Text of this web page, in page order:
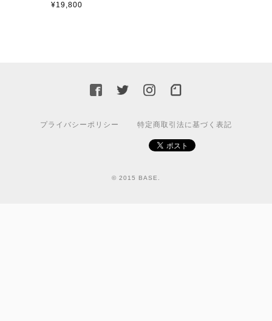
¥19,800
プライバシーポリシー 特定商取引法に基づく表記
© 2015 BASE.